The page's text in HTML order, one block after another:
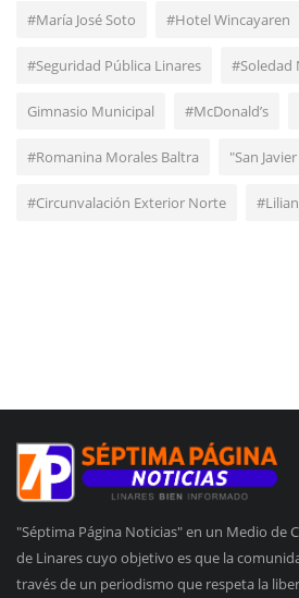
#María José Soto #Hotel Wincayaren
#Seguridad Pública Linares #Soledad
Gimnasio Municipal #McDonald’s
#Romanina Morales Baltra "San Javier
#Circunvalación Exterior Norte
"Séptima Página Noticias" en un Medio de
de Linares cuyo objetivo es que la
través de un periodismo que respeta la